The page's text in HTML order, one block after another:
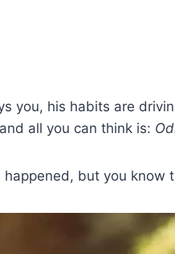
you, his habits are
all you can think is:
happened, but you know